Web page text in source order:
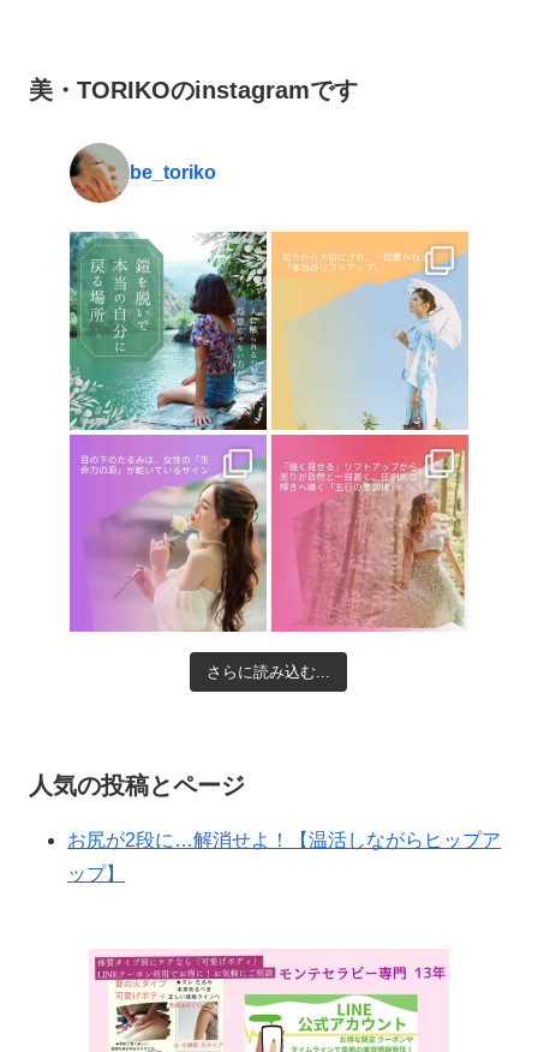
美・TORIKOのinstagramです
be_toriko
さらに読み込む...
人気の投稿とページ
お尻が2段に…解消せよ！【温活しながらヒップア
ップ】